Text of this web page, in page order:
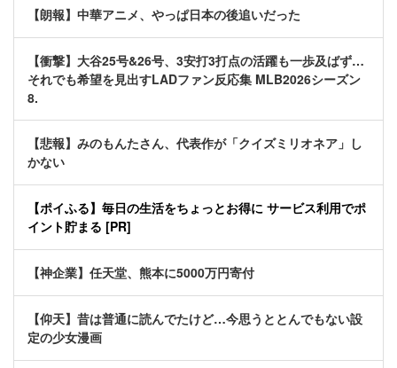
【朗報】中華アニメ、やっぱ日本の後追いだった
【衝撃】大谷25号&26号、3安打3打点の活躍も一歩及ばず…
それでも希望を見出すLADファン反応集 MLB2026シーズン
8.
【悲報】みのもんたさん、代表作が「クイズミリオネア」し
かない
【ポイふる】毎日の生活をちょっとお得に サービス利用でポ
イント貯まる [PR]
【神企業】任天堂、熊本に5000万円寄付
【仰天】昔は普通に読んでたけど…今思うととんでもない設
定の少女漫画